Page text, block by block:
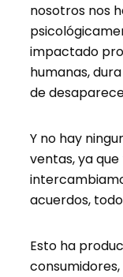
nosotros nos
impactado
humanas,
de
Y no hay
ventas, ya
acuerdos,
Esto ha